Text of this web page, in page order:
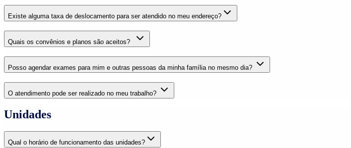
Existe alguma taxa de deslocamento para ser atendido no meu endereço?
Quais os convênios e planos são aceitos?
Posso agendar exames para mim e outras pessoas da minha família no mesmo dia?
O atendimento pode ser realizado no meu trabalho?
Unidades
Qual o horário de funcionamento das unidades?